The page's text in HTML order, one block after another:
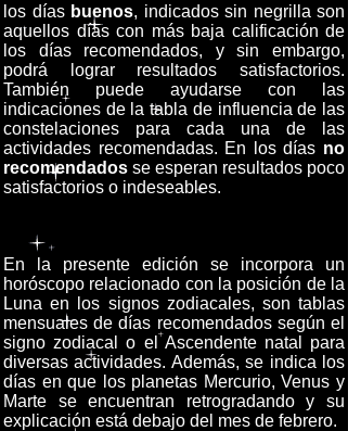
los días buenos, indicados sin negrilla son
aquellos días con más baja calificación de
los días recomendados, y sin embargo,
podrá lograr resultados satisfactorios.
También puede ayudarse con las
indicaciones de la tabla de influencia de las
constelaciones para cada una de las
actividades recomendadas. En los días no
recomendados se esperan resultados poco
satisfactorios o indeseables.
En la presente edición se incorpora un
horóscopo relacionado con la posición de la
Luna en los signos zodiacales, son tablas
mensuales de días recomendados según el
signo zodiacal o el Ascendente natal para
diversas actividades. Además, se indica los
días en que los planetas Mercurio, Venus y
Marte se encuentran retrogradando y su
explicación está debajo del mes de febrero.